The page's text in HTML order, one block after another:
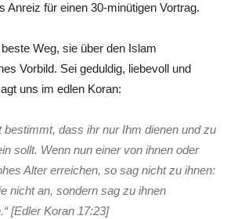
Anreiz für einen 30-minütigen Vortrag.
Weg, sie über den Islam
Vorbild. Sei geduldig, liebevoll und
uns im edlen Koran:
bestimmt, dass ihr nur Ihm dienen und zu
sollt. Wenn nun einer von ihnen oder
Alter erreichen, so sag nicht zu ihnen:
nicht an, sondern sag zu ihnen
[Edler Koran 17:23]